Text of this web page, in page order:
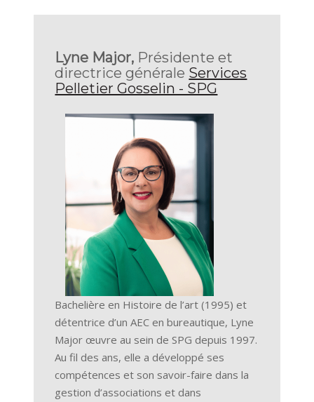
Lyne Major, Présidente et
directrice générale Services
Pelletier Gosselin - SPG
Bachelière en Histoire de l’art (1995) et
détentrice d’un AEC en bureautique, Lyne
Major œuvre au sein de SPG depuis 1997.
Au fil des ans, elle a développé ses
compétences et son savoir-faire dans la
gestion d’associations et dans